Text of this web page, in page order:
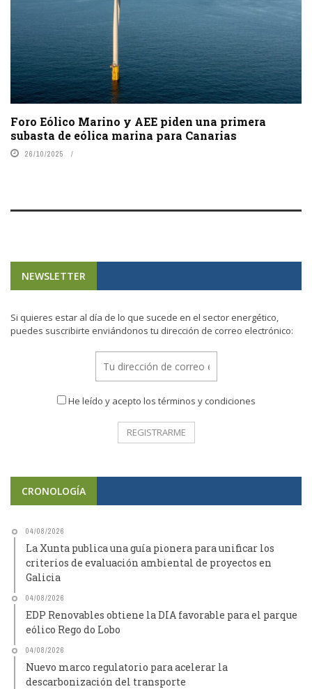
Foro Eólico Marino y AEE piden una primera
subasta de eólica marina para Canarias
26/10/2025
NEWSLETTER
Si quieres estar al día de lo que sucede en el sector energético,
puedes suscribirte enviándonos tu dirección de correo electrónico:
He leído y acepto los términos y condiciones
CRONOLOGÍA
04/08/2026
La Xunta publica una guía pionera para unificar los
criterios de evaluación ambiental de proyectos en
Galicia
04/08/2026
EDP Renovables obtiene la DIA favorable para el parque
eólico Rego do Lobo
04/08/2026
Nuevo marco regulatorio para acelerar la
descarbonización del transporte